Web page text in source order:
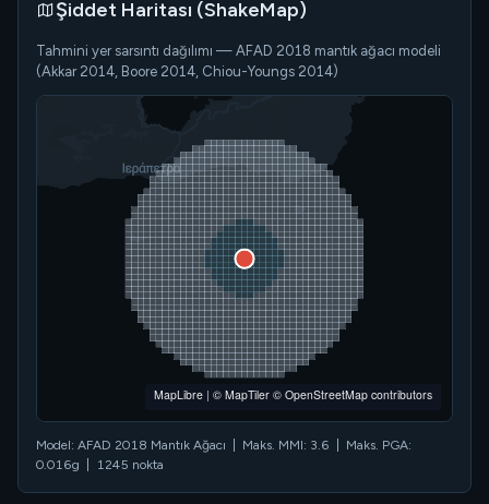
Şiddet Haritası (ShakeMap)
Tahmini yer sarsıntı dağılımı — AFAD 2018 mantık ağacı modeli
(Akkar 2014, Boore 2014, Chiou-Youngs 2014)
MapLibre | © MapTiler © OpenStreetMap contributors
Model: AFAD 2018 Mantık Ağacı | Maks. MMI: 3.6 | Maks. PGA:
0.016g | 1245 nokta